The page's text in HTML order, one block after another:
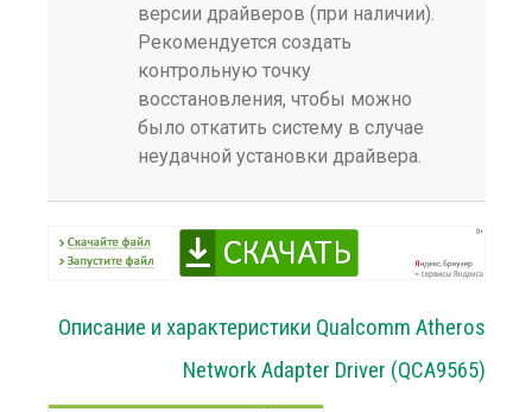
версии драйверов (при наличии).
Рекомендуется создать
контрольную точку
восстановления, чтобы можно
было откатить систему в случае
неудачной установки драйвера.
Описание и характеристики Qualcomm Atheros
Network Adapter Driver (QCA9565)